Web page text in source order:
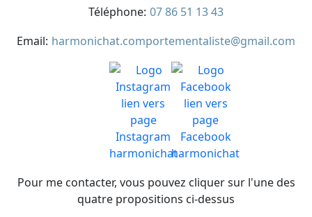
Téléphone: 07 86 51 13 43
Email: harmonichat.comportementaliste@gmail.com
Pour me contacter, vous pouvez cliquer sur l'une des
quatre propositions ci-dessus